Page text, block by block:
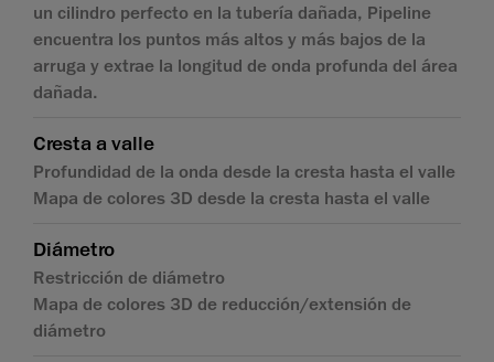
un cilindro perfecto en la tubería dañada, Pipeline
encuentra los puntos más altos y más bajos de la
arruga y extrae la longitud de onda profunda del área
dañada.
Cresta a valle
Profundidad de la onda desde la cresta hasta el valle
Mapa de colores 3D desde la cresta hasta el valle
Diámetro
Restricción de diámetro
Mapa de colores 3D de reducción/extensión de
diámetro